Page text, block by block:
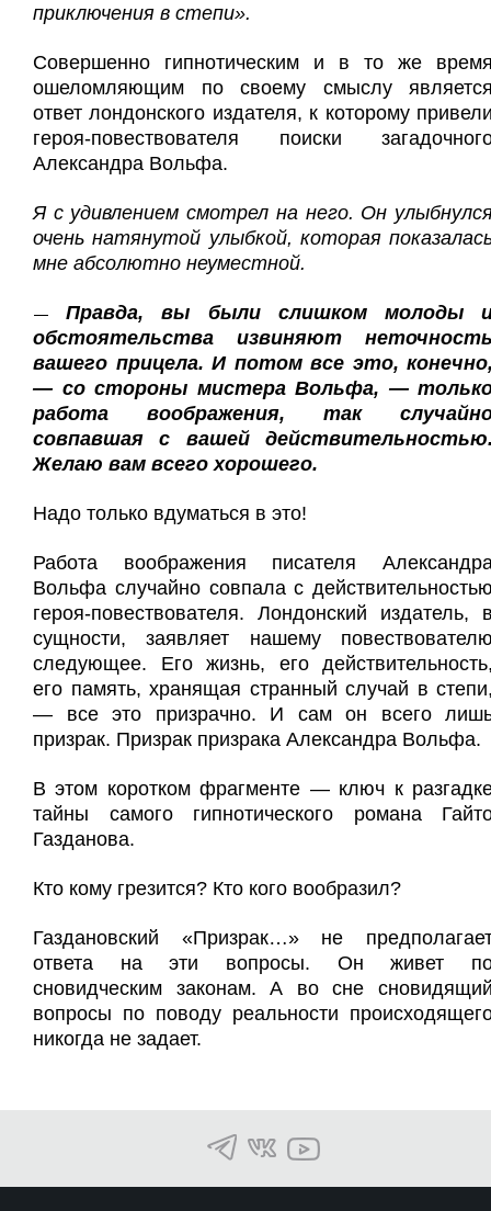
приключения в степи».
Совершенно гипнотическим и в то же
ошеломляющим по своему смыслу
ответ лондонского издателя, к которому
героя-повествователя поиски
Александра Вольфа.
Я с удивлением смотрел на него. Он
очень натянутой улыбкой, которая
мне абсолютно неуместной.
—Правда, вы были слишком молоды
обстоятельства извиняют
вашего прицела. И потом все это,
— со стороны мистера Вольфа, —
работа воображения, так
совпавшая с вашей
Желаю вам всего хорошего.
Надо только вдуматься в это!
Работа воображения писателя
Вольфа случайно совпала с
героя-повествователя. Лондонский издатель,
сущности, заявляет нашему
следующее. Его жизнь, его
его память, хранящая странный случай в
— все это призрачно. И сам он всего
призрак. Призрак призрака Александра Вольфа.
В этом коротком фрагменте — ключ к
тайны самого гипнотического романа
Газданова.
Кто кому грезится? Кто кого вообразил?
Газдановский «Призрак…» не
ответа на эти вопросы. Он живет
сновидческим законам. А во сне
вопросы по поводу реальности
никогда не задает.